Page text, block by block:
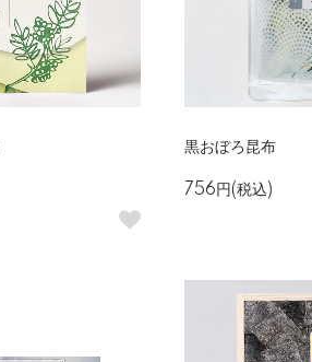
黒おぼろ昆布
756円(税込)